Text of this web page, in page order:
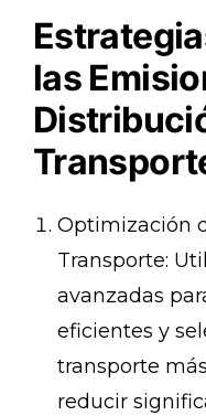
las
Optimización
Transporte:
avanzadas
eficientes y
transporte
reducir